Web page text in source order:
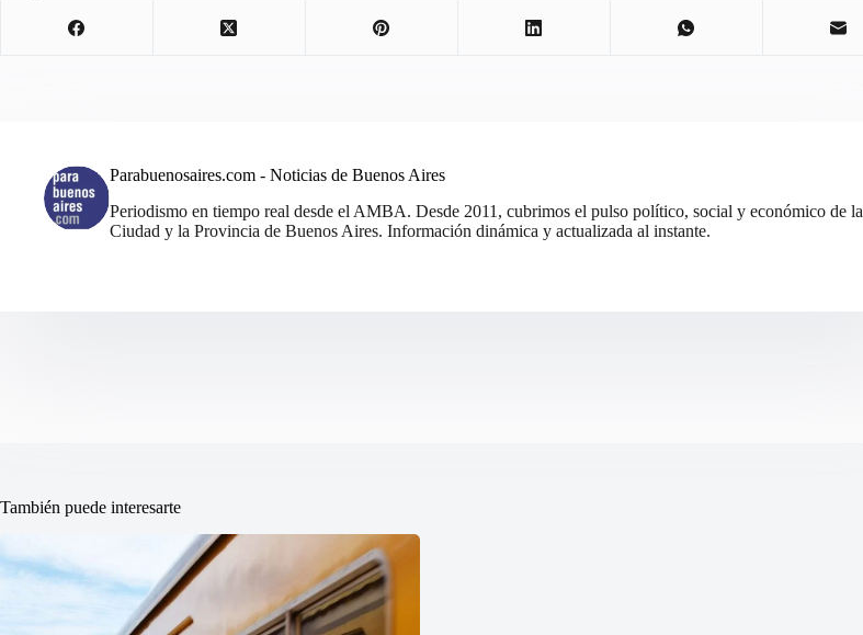
Parabuenosaires.com - Noticias de Buenos Aires
Periodismo en tiempo real desde el AMBA. Desde 2011, cubrimos el pulso político, social y económico de la
Ciudad y la Provincia de Buenos Aires. Información dinámica y actualizada al instante.
También puede interesarte